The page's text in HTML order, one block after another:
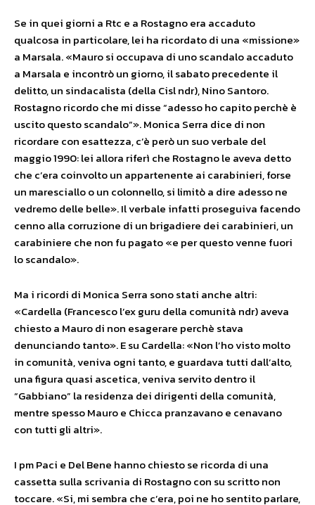
Se in quei giorni a Rtc e a Rostagno era accaduto
qualcosa in particolare, lei ha ricordato di una «missione»
a Marsala. «Mauro si occupava di uno scandalo accaduto
a Marsala e incontrò un giorno, il sabato precedente il
delitto, un sindacalista (della Cisl ndr), Nino Santoro.
Rostagno ricordo che mi disse “adesso ho capito perchè è
uscito questo scandalo”». Monica Serra dice di non
ricordare con esattezza, c’è però un suo verbale del
maggio 1990: lei allora riferì che Rostagno le aveva detto
che c’era coinvolto un appartenente ai carabinieri, forse
un maresciallo o un colonnello, si limitò a dire adesso ne
vedremo delle belle». Il verbale infatti proseguiva facendo
cenno alla corruzione di un brigadiere dei carabinieri, un
carabiniere che non fu pagato «e per questo venne fuori
lo scandalo».
Ma i ricordi di Monica Serra sono stati anche altri:
«Cardella (Francesco l’ex guru della comunità ndr) aveva
chiesto a Mauro di non esagerare perchè stava
denunciando tanto». E su Cardella: «Non l’ho visto molto
in comunità, veniva ogni tanto, e guardava tutti dall’alto,
una figura quasi ascetica, veniva servito dentro il
“Gabbiano” la residenza dei dirigenti della comunità,
mentre spesso Mauro e Chicca pranzavano e cenavano
con tutti gli altri».
I pm Paci e Del Bene hanno chiesto se ricorda di una
cassetta sulla scrivania di Rostagno con su scritto non
toccare. «Si, mi sembra che c’era, poi ne ho sentito parlare,